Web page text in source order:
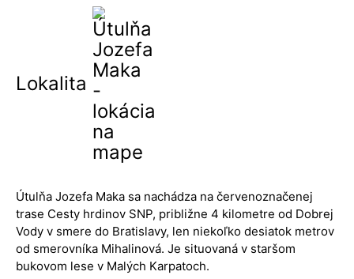
Lokalita
Útulňa Jozefa Maka sa nachádza na červenoznačenej
trase Cesty hrdinov SNP, približne 4 kilometre od Dobrej
Vody v smere do Bratislavy, len niekoľko desiatok metrov
od smerovníka Mihalinová. Je situovaná v staršom
bukovom lese v Malých Karpatoch.